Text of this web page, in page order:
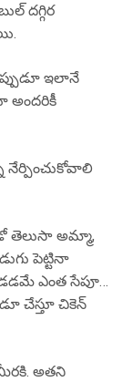
దగ్గిర
ఇలానే
అందరికీ
నేర్పించుకోవాలి
తెలుసా అమ్మా,
పెట్టినా
ఎంత సేపూ…
చేస్తూ చికెన్
అతని